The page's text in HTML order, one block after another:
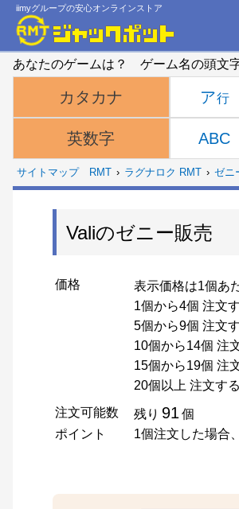
iimyグループの安心オンラインストア
あなたのゲームは？ ゲーム名の頭文
カタカナ
英数字
ア
ABC
サイトマップ RMT ラグナロク RMT ゼニ
Valiのゼニー販売
価格
表示価格は1個あ
1個から4個 注文
5個から9個 注文
10個から14個 注
15個から19個 注
20個以上 注文す
注文可能数
残り 91 個
ポイント
1個注文した場合